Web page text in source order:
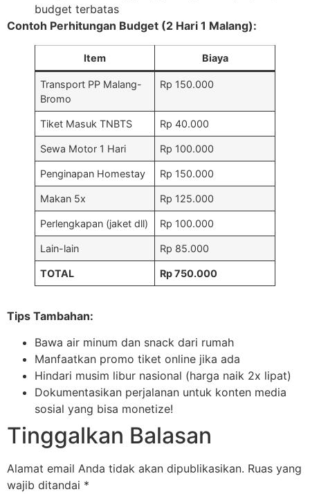
budget terbatas
Contoh Perhitungan Budget (2 Hari 1 Malang):
Item Biaya
Transport PP Malang-
Bromo
Rp 150.000
Tiket Masuk TNBTS Rp 40.000
Sewa Motor 1 Hari Rp 100.000
Penginapan Homestay Rp 150.000
Makan 5x Rp 125.000
Perlengkapan (jaket dll) Rp 100.000
Lain-lain Rp 85.000
TOTAL Rp 750.000
Tips Tambahan:
Bawa air minum dan snack dari rumah
Manfaatkan promo tiket online jika ada
Hindari musim libur nasional (harga naik 2x lipat)
Dokumentasikan perjalanan untuk konten media
sosial yang bisa monetize!
Tinggalkan Balasan
Alamat email Anda tidak akan dipublikasikan. Ruas yang
wajib ditandai *